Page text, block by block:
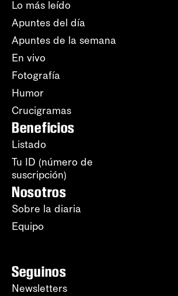
Lo más leído
Apuntes del día
Apuntes de la semana
En vivo
Fotografía
Humor
Crucigramas
Beneficios
Listado
Tu ID (número de
suscripción)
Nosotros
Sobre la diaria
Equipo
Seguinos
Newsletters